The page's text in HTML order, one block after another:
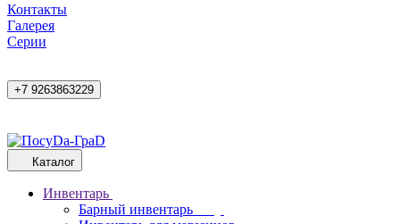
Контакты
Галерея
Cерии
+7 9263863229
Каталог
Инвентарь
Барный инвентарь